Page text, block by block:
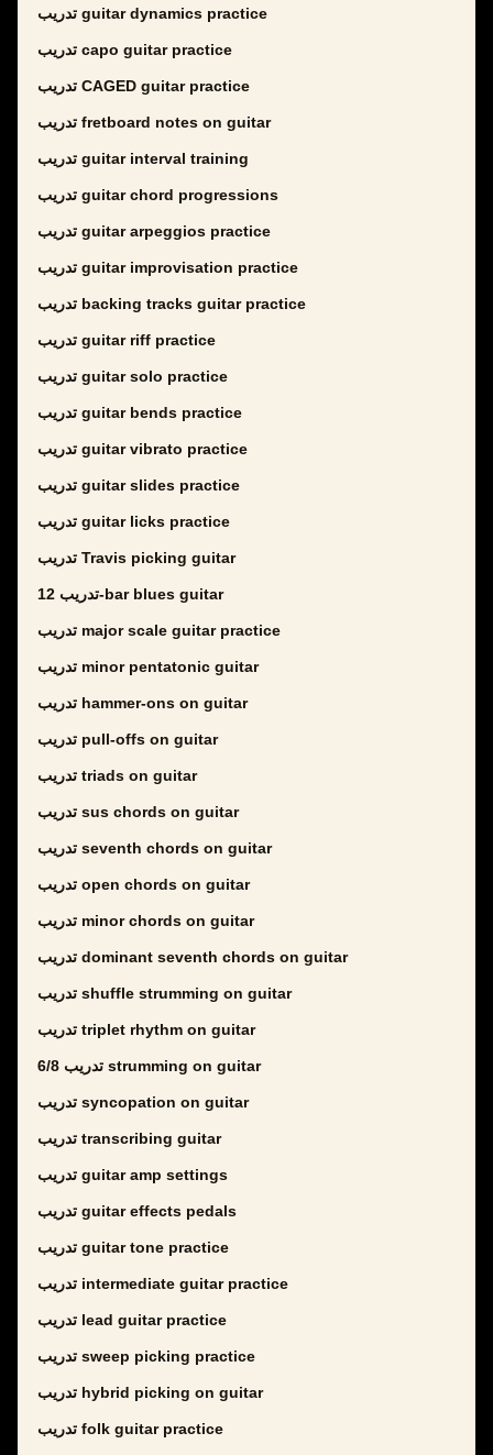
تدريب guitar dynamics practice
تدريب capo guitar practice
تدريب CAGED guitar practice
تدريب fretboard notes on guitar
تدريب guitar interval training
تدريب guitar chord progressions
تدريب guitar arpeggios practice
تدريب guitar improvisation practice
تدريب backing tracks guitar practice
تدريب guitar riff practice
تدريب guitar solo practice
تدريب guitar bends practice
تدريب guitar vibrato practice
تدريب guitar slides practice
تدريب guitar licks practice
تدريب Travis picking guitar
تدريب 12-bar blues guitar
تدريب major scale guitar practice
تدريب minor pentatonic guitar
تدريب hammer-ons on guitar
تدريب pull-offs on guitar
تدريب triads on guitar
تدريب sus chords on guitar
تدريب seventh chords on guitar
تدريب open chords on guitar
تدريب minor chords on guitar
تدريب dominant seventh chords on guitar
تدريب shuffle strumming on guitar
تدريب triplet rhythm on guitar
تدريب 6/8 strumming on guitar
تدريب syncopation on guitar
تدريب transcribing guitar
تدريب guitar amp settings
تدريب guitar effects pedals
تدريب guitar tone practice
تدريب intermediate guitar practice
تدريب lead guitar practice
تدريب sweep picking practice
تدريب hybrid picking on guitar
تدريب folk guitar practice